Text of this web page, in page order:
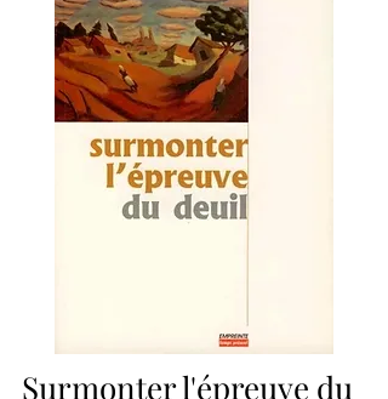
Surmonter l'épreuve du